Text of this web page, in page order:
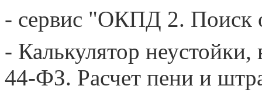
- сервис "ОКПД 2. Поиск
- Калькулятор неустойки,
44-ФЗ. Расчет пени и